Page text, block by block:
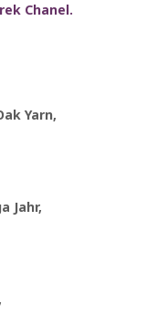
Chanel.
Yarn,
Jahr,